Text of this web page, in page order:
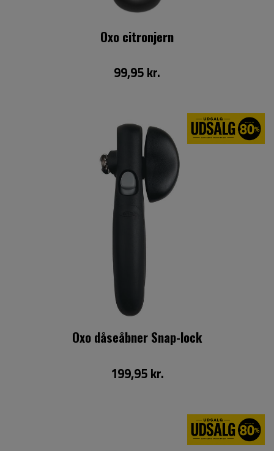
Oxo citronjern
99,95 kr.
Oxo dåseåbner Snap-lock
199,95 kr.